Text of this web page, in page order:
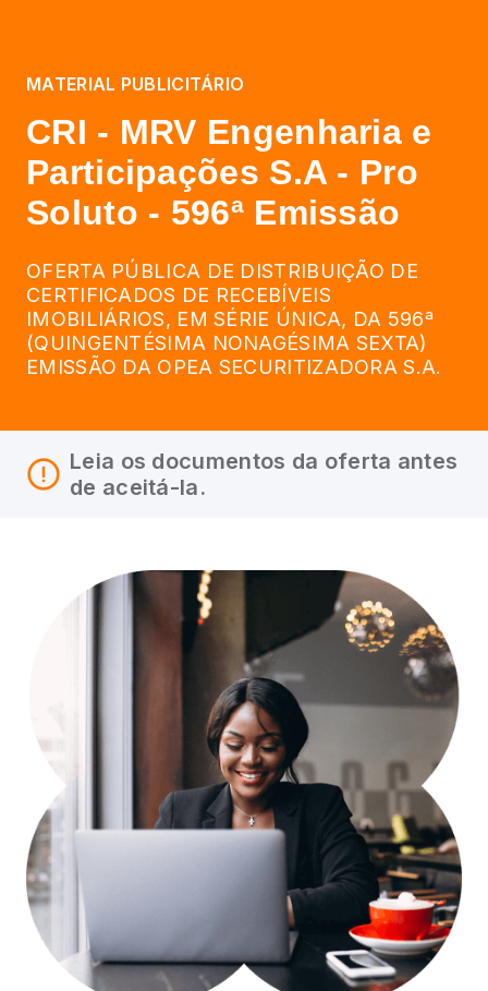
MATERIAL PUBLICITÁRIO
CRI - MRV Engenharia e
Participações S.A - Pro
Soluto - 596ª Emissão
OFERTA PÚBLICA DE DISTRIBUIÇÃO DE
CERTIFICADOS DE RECEBÍVEIS
IMOBILIÁRIOS, EM SÉRIE ÚNICA, DA 596ª
(QUINGENTÉSIMA NONAGÉSIMA SEXTA)
EMISSÃO DA OPEA SECURITIZADORA S.A.
Leia os documentos da oferta antes
de aceitá-la.